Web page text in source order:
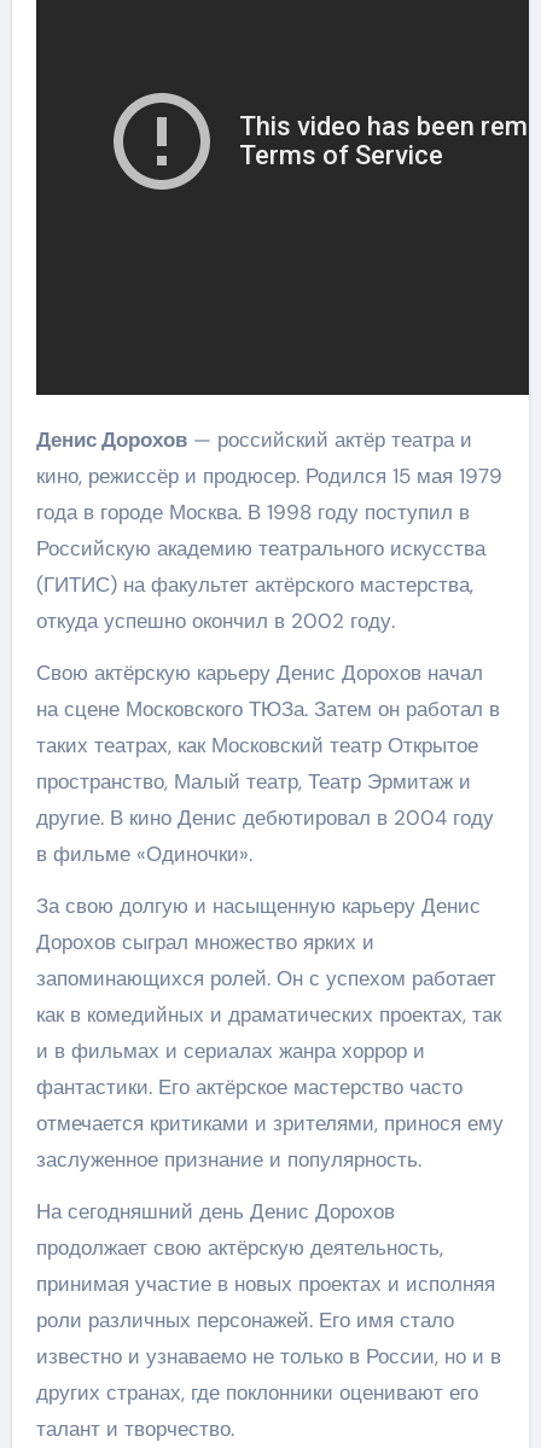
Денис Дорохов— российский актёр театра и
кино, режиссёр и продюсер. Родился 15 мая 1979
года в городе Москва. В 1998 году поступил в
Российскую академию театрального искусства
(ГИТИС) на факультет актёрского мастерства,
откуда успешно окончил в 2002 году.
Свою актёрскую карьеру Денис Дорохов начал
на сцене Московского ТЮЗа. Затем он работал в
таких театрах, как Московский театр Открытое
пространство, Малый театр, Театр Эрмитаж и
другие. В кино Денис дебютировал в 2004 году
в фильме «Одиночки».
За свою долгую и насыщенную карьеру Денис
Дорохов сыграл множество ярких и
запоминающихся ролей. Он с успехом работает
как в комедийных и драматических проектах, так
и в фильмах и сериалах жанра хоррор и
фантастики. Его актёрское мастерство часто
отмечается критиками и зрителями, принося ему
заслуженное признание и популярность.
На сегодняшний день Денис Дорохов
продолжает свою актёрскую деятельность,
принимая участие в новых проектах и исполняя
роли различных персонажей. Его имя стало
известно и узнаваемо не только в России, но и в
других странах, где поклонники оценивают его
талант и творчество.